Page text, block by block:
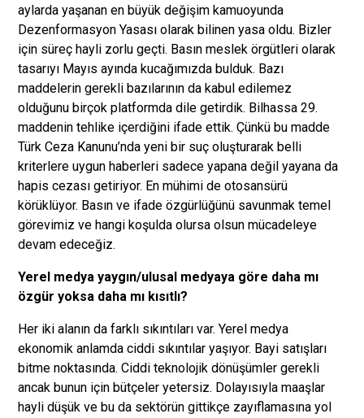
aylarda yaşanan en büyük değişim kamuoyunda
Dezenformasyon Yasası olarak bilinen yasa oldu. Bizler
için süreç hayli zorlu geçti. Basın meslek örgütleri olarak
tasarıyı Mayıs ayında kucağımızda bulduk. Bazı
maddelerin gerekli bazılarının da kabul edilemez
olduğunu birçok platformda dile getirdik. Bilhassa 29.
maddenin tehlike içerdiğini ifade ettik. Çünkü bu madde
Türk Ceza Kanunu’nda yeni bir suç oluşturarak belli
kriterlere uygun haberleri sadece yapana değil yayana da
hapis cezası getiriyor. En mühimi de otosansürü
körüklüyor. Basın ve ifade özgürlüğünü savunmak temel
görevimiz ve hangi koşulda olursa olsun mücadeleye
devam edeceğiz.
Yerel medya yaygın/ulusal medyaya göre daha mı
özgür yoksa daha mı kısıtlı?
Her iki alanın da farklı sıkıntıları var. Yerel medya
ekonomik anlamda ciddi sıkıntılar yaşıyor. Bayi satışları
bitme noktasında. Ciddi teknolojik dönüşümler gerekli
ancak bunun için bütçeler yetersiz. Dolayısıyla maaşlar
hayli düşük ve bu da sektörün gittikçe zayıflamasına yol